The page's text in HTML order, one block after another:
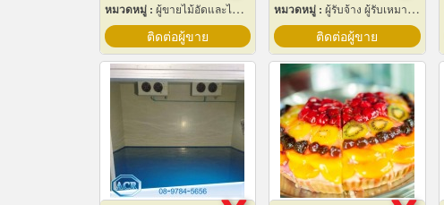
หมวดหมู่ : ผู้ขายไม้อัดและไม้บาง
ติดต่อผู้ขาย
หมวดหมู่ : ผู้รับจ้าง ผู้รับเหมากลึง
ติดต่อผู้ขาย